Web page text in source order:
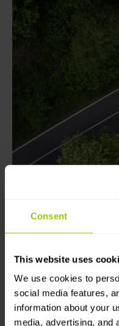
Consent
This website uses
We use cookies to
social media features,
information about your
media, advertising, and
Utforska